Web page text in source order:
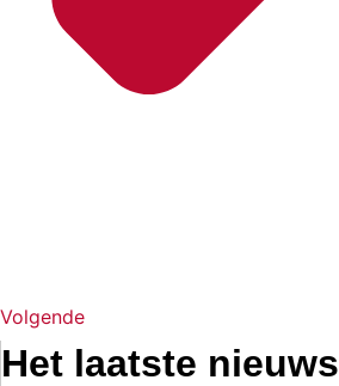
Volgende
Het laatste nieuws